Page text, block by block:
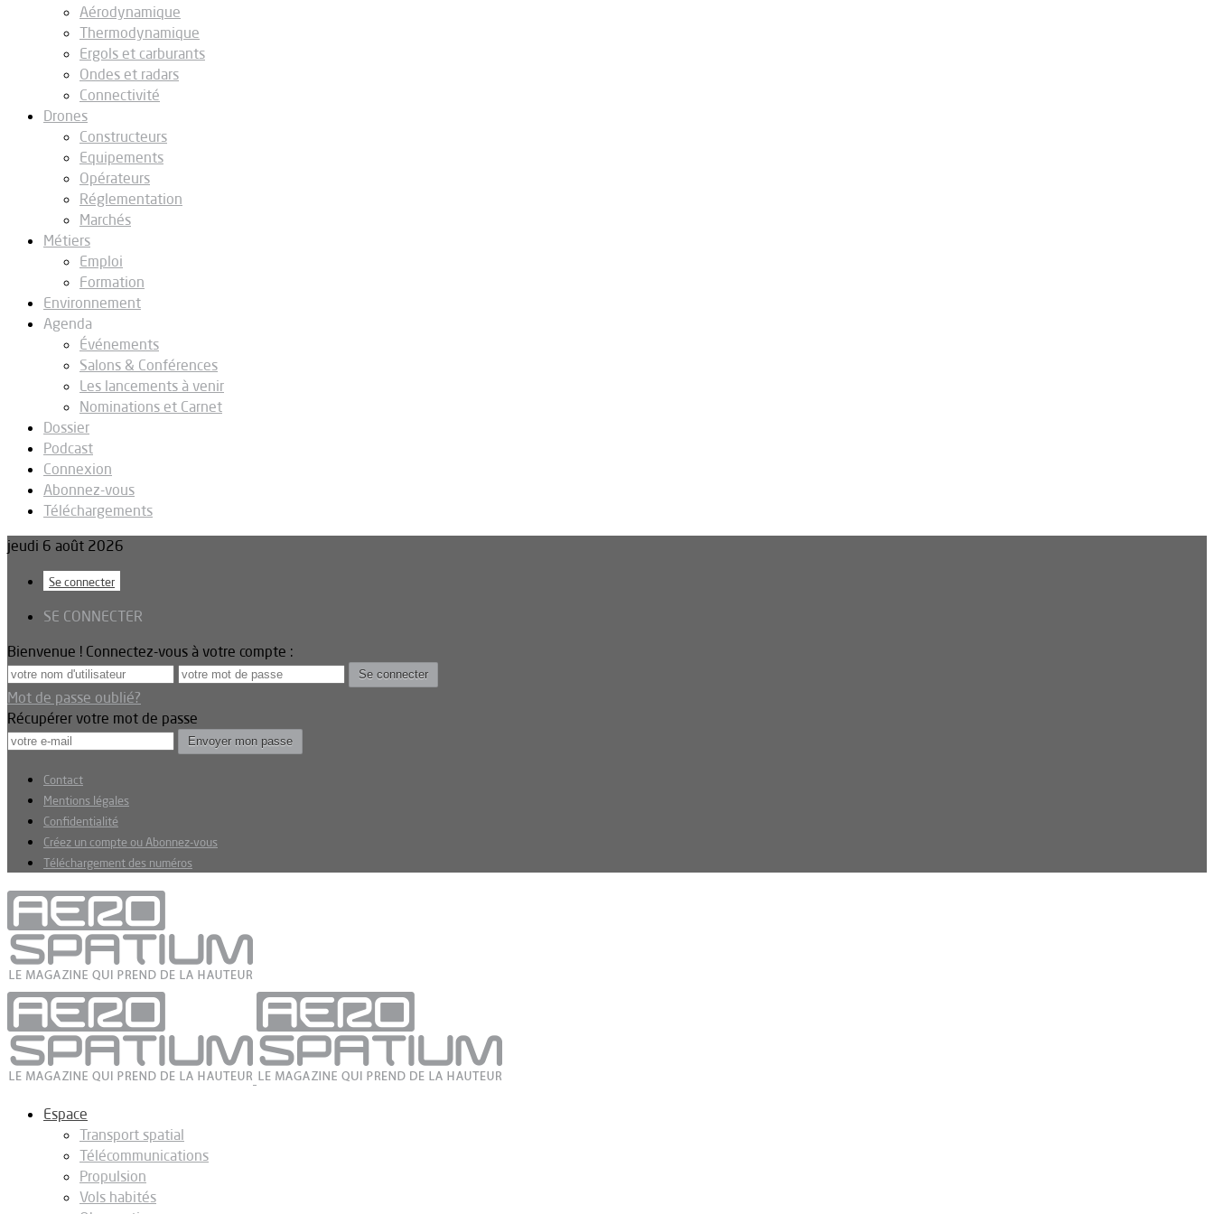
Aérodynamique
Thermodynamique
Ergols et carburants
Ondes et radars
Connectivité
Drones
Constructeurs
Equipements
Opérateurs
Réglementation
Marchés
Métiers
Emploi
Formation
Environnement
Agenda
Événements
Salons & Conférences
Les lancements à venir
Nominations et Carnet
Dossier
Podcast
Connexion
Abonnez-vous
Téléchargements
jeudi 6 août 2026
Se connecter
SE CONNECTER
Bienvenue ! Connectez-vous à votre compte :
Mot de passe oublié?
Récupérer votre mot de passe
Contact
Mentions légales
Confidentialité
Créez un compte ou Abonnez-vous
Téléchargement des numéros
Espace
Transport spatial
Télécommunications
Propulsion
Vols habités